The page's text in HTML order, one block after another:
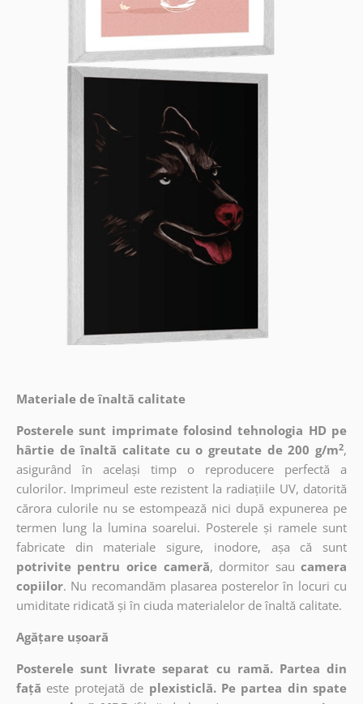
Materiale de înaltă calitate
Posterele sunt imprimate folosind tehnologia HD pe
hârtie de înaltă calitate cu o greutate de 200 g/m2,
asigurând în același timp o reproducere perfectă a
culorilor. Imprimeul este rezistent la radiațiile UV, datorită
cărora culorile nu se estompează nici după expunerea pe
termen lung la lumina soarelui. Posterele și ramele sunt
fabricate din materiale sigure, inodore, așa că sunt
potrivite pentru orice cameră, dormitor sau camera
copiilor. Nu recomandăm plasarea posterelor în locuri cu
umiditate ridicată și în ciuda materialelor de înaltă calitate.
Agățare ușoară
Posterele sunt livrate separat cu ramă. Partea din
față este protejată de plexisticlă. Pe partea din spate